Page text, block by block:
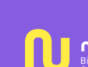
recherche